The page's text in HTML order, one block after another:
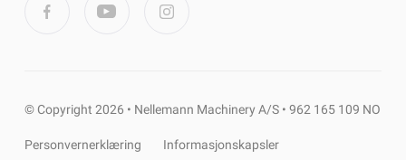
© Copyright 2026 • Nellemann Machinery A/S • 962 165 109 NO
Personvernerklæring Informasjonskapsler